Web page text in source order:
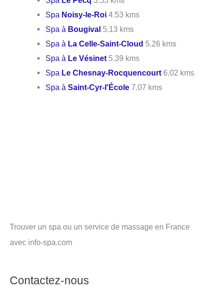
Spa Noisy-le-Roi 4.53 kms
Spa à Bougival 5.13 kms
Spa à La Celle-Saint-Cloud 5.26 kms
Spa à Le Vésinet 5.39 kms
Spa Le Chesnay-Rocquencourt 6.02 kms
Spa àSaint-Cyr-l'École 7.07 kms
Trouver un spa ou un service de massage en France
avec info-spa.com
Contactez-nous